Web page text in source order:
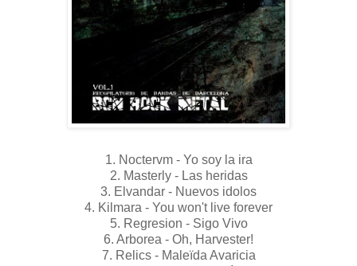
1. Noctervm - Yo soy la ira
2. Masterly - Las heridas
3. Elvandar - Nuevos idolos
4. Kilmara - You won't live forever
5. Regresion - Sigo Vivo
6. Arborea - Oh, Harvester!
7. Relics - Maleïda Avaricia